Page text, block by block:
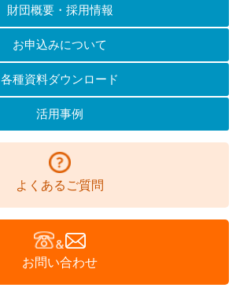
財団概要・採用情報
お申込みについて
各種資料ダウンロード
活用事例
よくあるご質問
お問い合わせ